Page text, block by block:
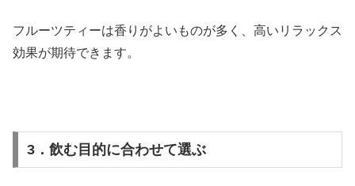
フルーツティーは香りがよいものが多く、高いリラックス
効果が期待できます。
3．飲む目的に合わせて選ぶ